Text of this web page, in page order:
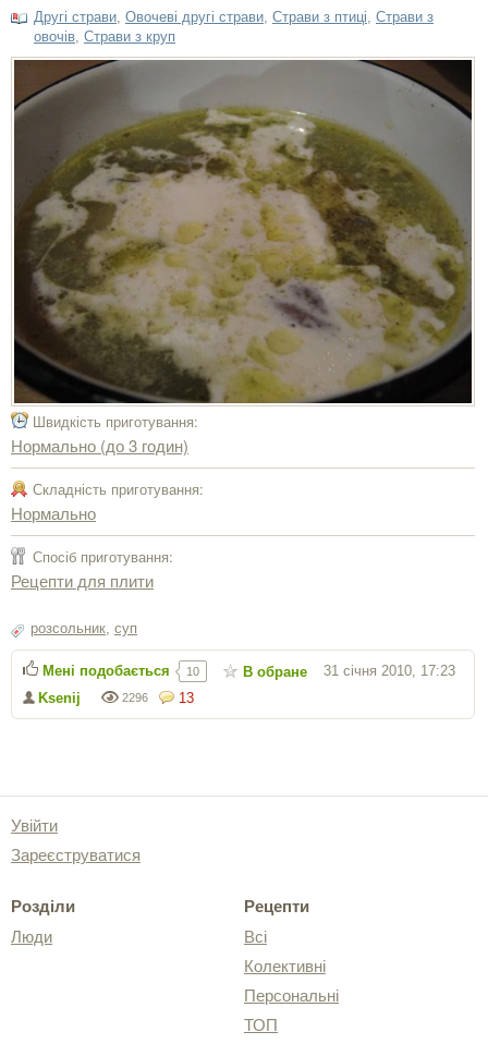
Другі страви Овочеві другі страви Страви з птиці Страви з
овочів Страви з круп
Швидкість приготування:
Нормально (до 3 годин)
Складність приготування:
Нормально
Спосіб приготування:
Рецепти для плити
розсольник суп
13
2296
Ksenij
31 січня 2010, 17:23
Мені подобається 10 В обране
Увійти
Зареєструватися
Розділи
Люди
Рецепти
Всі
Колективні
Персональні
ТОП